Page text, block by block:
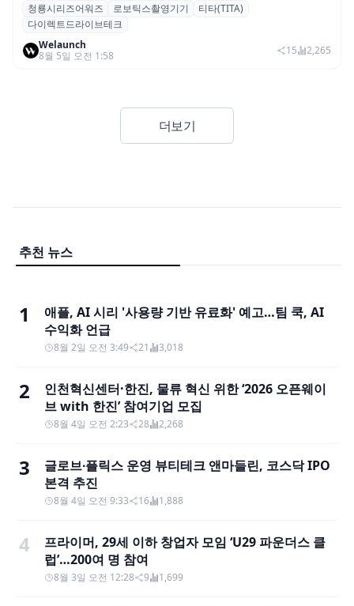
청룡시리즈어워즈 레드카펫에 등장한 바퀴
형 이족 보행 로봇 ‘티타(TITA)’
청룡시리즈어워즈 로보틱스촬영기기
티타(TITA)
다이렉트드라이브테크
Welaunch
8월 5일 오전 1:58
15 2,265
더보기
추천 뉴스
1
애플, AI 시리 '사용량 기반 유료화' 예고…팀 쿡, AI
수익화 언급
8월 2일 오전 3:49 21 3,018
2
인천혁신센터·한진, 물류 혁신 위한 ‘2026 오픈웨이
브 with 한진’ 참여기업 모집
8월 4일 오전 2:23 28 2,268
3
글로브∙플릭스 운영 뷰티테크 앤마들린, 코스닥 IPO
본격 추진
8월 4일 오전 9:33 16 1,888
4
프라이머, 29세 이하 창업자 모임 ‘U29 파운더스 클
럽’…200여 명 참여
8월 3일 오전 12:28 9 1,699